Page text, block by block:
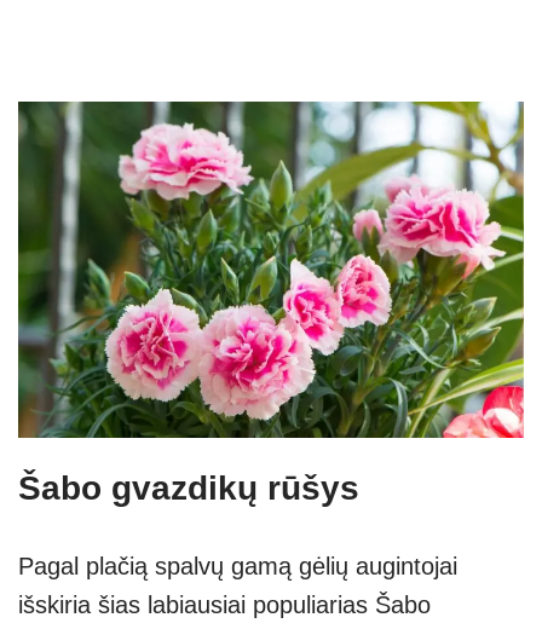
Šabo gvazdikų rūšys
Pagal plačią spalvų gamą gėlių augintojai
išskiria šias labiausiai populiarias Šabo